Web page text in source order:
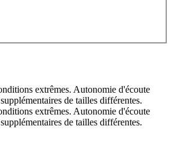
extrêmes. Autonomie d'écoute
de tailles différentes.
extrêmes. Autonomie d'écoute
de tailles différentes.